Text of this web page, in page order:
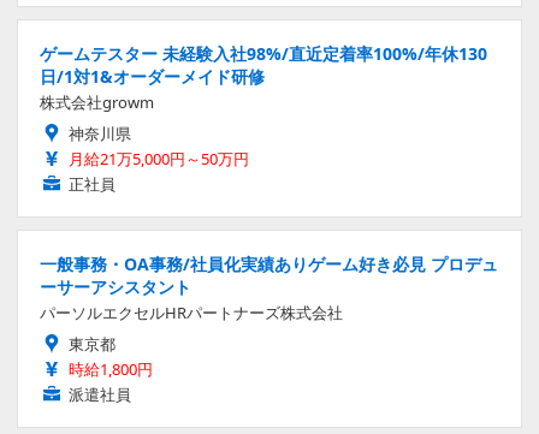
ゲームテスター 未経験入社98%/直近定着率100%/年休130
日/1対1&オーダーメイド研修
株式会社growm
神奈川県
月給21万5,000円～50万円
正社員
一般事務・OA事務/社員化実績ありゲーム好き必見 プロデュ
ーサーアシスタント
パーソルエクセルHRパートナーズ株式会社
東京都
時給1,800円
派遣社員